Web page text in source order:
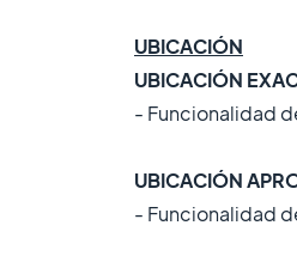
UBICACIÓN
UBICACIÓN
- Funcionalidad
UBICACIÓN
- Funcionalidad